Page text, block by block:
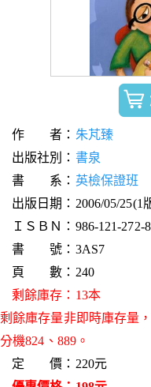
作 者： 朱芃臻
出版社別： 書泉
書 系： 英檢保證班
出版日期：2006/05/25(1
ＩＳＢＮ：986-121-272-8
書 號：3AS7
頁 數：240
剩餘庫存：13本
剩餘庫存量非即時庫存量
分機824、889。
定 價：220元